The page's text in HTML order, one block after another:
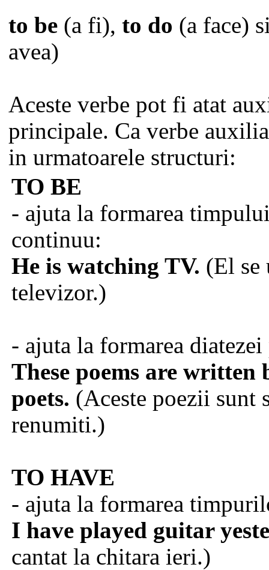
to be (a fi),to do (a face)
avea)
Aceste verbe pot fi atat
principale. Ca verbe
in urmatoarele structuri:
TO BE
- ajuta la formarea
continuu:
He is watching TV. (El se
televizor.)
- ajuta la formarea diatezei
These poems are written
poets. (Aceste poezii sunt
renumiti.)
TO HAVE
- ajuta la formarea
I have played guitar
cantat la chitara ieri.)